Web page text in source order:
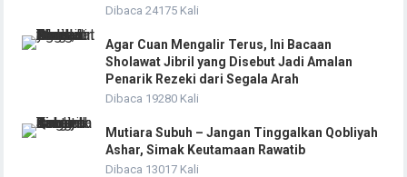
Dibaca 24175 Kali
Agar Cuan Mengalir Terus, Ini Bacaan
Sholawat Jibril yang Disebut Jadi Amalan
Penarik Rezeki dari Segala Arah
Dibaca 19280 Kali
Mutiara Subuh – Jangan Tinggalkan Qobliyah
Ashar, Simak Keutamaan Rawatib
Dibaca 13017 Kali